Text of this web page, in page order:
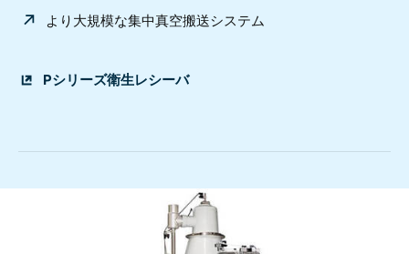
より大規模な集中真空搬送システム
Pシリーズ衛生レシーバ